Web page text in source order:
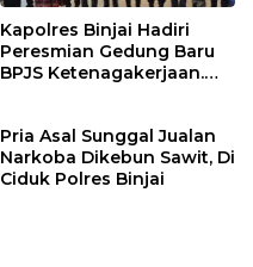
Kapolres Binjai Hadiri
Peresmian Gedung Baru
BPJS Ketenagakerjaan.
Pria Asal Sunggal Jualan
Narkoba Dikebun Sawit, Di
Ciduk Polres Binjai